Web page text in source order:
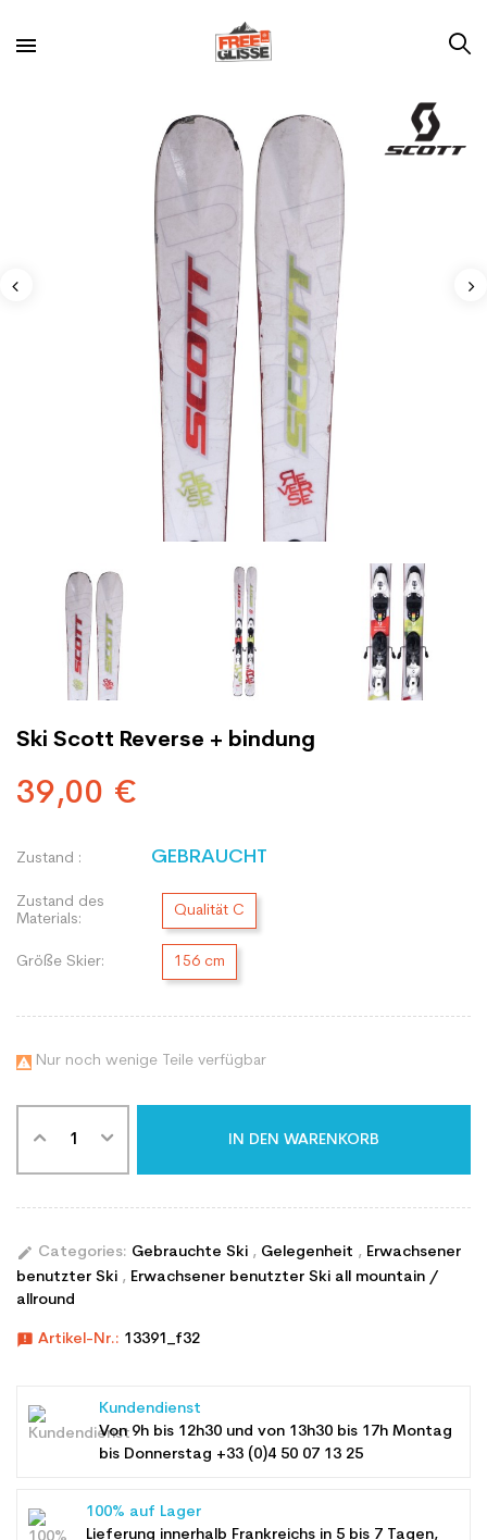
Ski Scott Reverse + bindung
39,00 €
Zustand : GEBRAUCHT
Zustand des
Materials:
Qualität C
Größe Skier: 156 cm
 Nur noch wenige Teile verfügbar
IN DEN WARENKORB
edit Categories: Gebrauchte Ski , Gelegenheit , Erwachsener
benutzter Ski , Erwachsener benutzter Ski all mountain /
allround
announcement Artikel-Nr.: 13391_f32
Kundendienst
Von 9h bis 12h30 und von 13h30 bis 17h Montag
bis Donnerstag +33 (0)4 50 07 13 25
100% auf Lager
Lieferung innerhalb Frankreichs in 5 bis 7 Tagen,